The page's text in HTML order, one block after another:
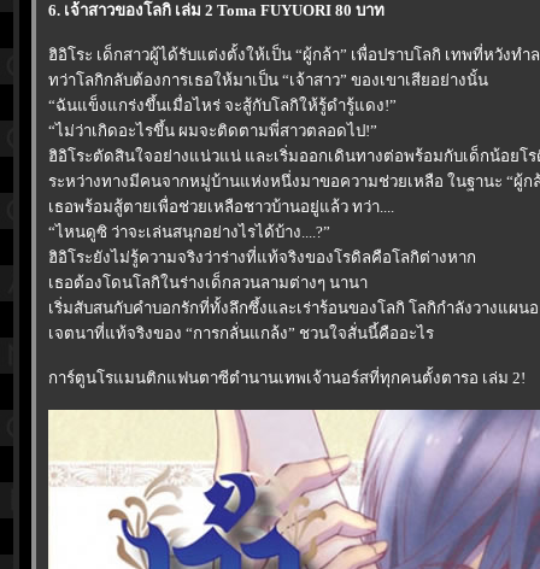
6. เจ้าสาวของโลกิ เล่ม 2 Toma FUYUORI 80 บาท
ฮิอิโระ เด็กสาวผู้ได้รับแต่งตั้งให้เป็น “ผู้กล้า” เพื่อปราบโลกิ เทพที่หวังทำ
ทว่าโลกิกลับต้องการเธอให้มาเป็น “เจ้าสาว” ของเขาเสียอย่างนั้น
“ฉันแข็งแกร่งขึ้นเมื่อไหร่ จะสู้กับโลกิให้รู้ดำรู้แดง!”
“ไม่ว่าเกิดอะไรขึ้น ผมจะติดตามพี่สาวตลอดไป!”
ฮิอิโระตัดสินใจอย่างแน่วแน่ และเริ่มออกเดินทางต่อพร้อมกับเด็กน้อยโ
ระหว่างทางมีคนจากหมู่บ้านแห่งหนึ่งมาขอความช่วยเหลือ ในฐานะ “ผู้ก
เธอพร้อมสู้ตายเพื่อช่วยเหลือชาวบ้านอยู่แล้ว ทว่า....
“ไหนดูซิ ว่าจะเล่นสนุกอย่างไรได้บ้าง....?”
ฮิอิโระยังไม่รู้ความจริงว่าร่างที่แท้จริงของโรดิลคือโลกิต่างหาก
เธอต้องโดนโลกิในร่างเด็กลวนลามต่างๆ นานา
เริ่มสับสนกับคำบอกรักที่ทั้งลึกซึ้งและเร่าร้อนของโลกิ โลกิกำลังวางแผน
เจตนาที่แท้จริงของ “การกลั่นแกล้ง” ชวนใจสั่นนี้คืออะไร
การ์ตูนโรแมนติกแฟนตาซีตำนานเทพเจ้านอร์สที่ทุกคนตั้งตารอ เล่ม 2!